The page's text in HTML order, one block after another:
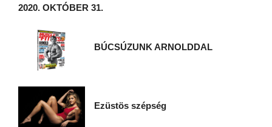
2020. OKTÓBER 31.
BÚCSÚZUNK ARNOLDDAL
Ezüstös szépség